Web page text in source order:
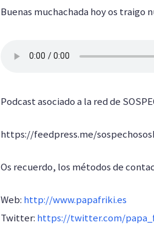
Buenas muchachada hoy os traigo
Podcast asociado a la red de
https://feedpress.me/
Os recuerdo, los métodos de
Web: http://www.papafriki.es
Twitter: https://twitter.com/